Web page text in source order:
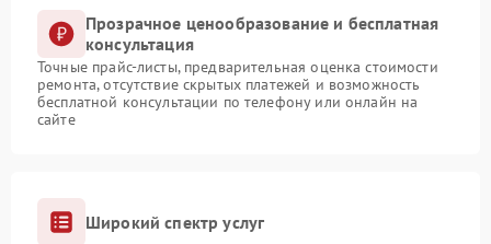
Прозрачное ценообразование и бесплатная
консультация
Точные прайс-листы, предварительная оценка стоимости
ремонта, отсутствие скрытых платежей и возможность
бесплатной консультации по телефону или онлайн на
сайте
Широкий спектр услуг